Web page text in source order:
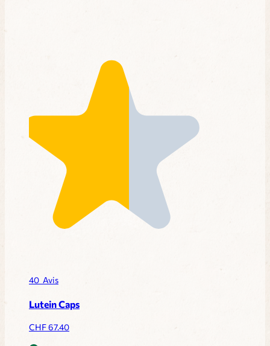
40 Avis
Lutein Caps
CHF67.40